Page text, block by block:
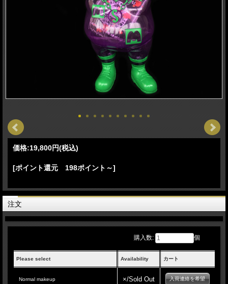
価格:19,800円(税込)
[ポイント還元 198ポイント～]
注文
購入数: 個
Please select Availability カート
Normal makeup ×/Sold Out 入荷連絡を希望